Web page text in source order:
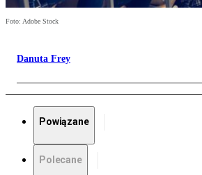
Foto: Adobe Stock
Danuta Frey
Powiązane
Polecane